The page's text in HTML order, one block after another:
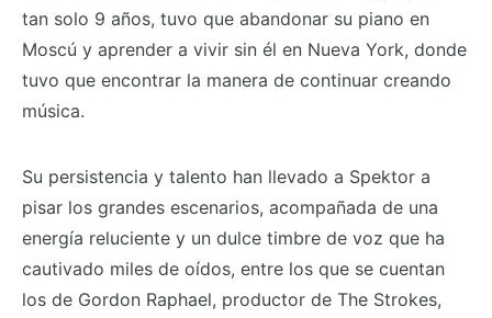
tan solo 9 años, tuvo que abandonar su piano en
Moscú y aprender a vivir sin él en Nueva York, donde
tuvo que encontrar la manera de continuar creando
música.
Su persistencia y talento han llevado a Spektor a
pisar los grandes escenarios, acompañada de una
energía reluciente y un dulce timbre de voz que ha
cautivado miles de oídos, entre los que se cuentan
los de Gordon Raphael, productor de The Strokes,